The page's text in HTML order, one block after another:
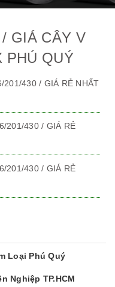
GIÁ CÂY V
PHÚ QUÝ
201/430 / GIÁ RẺ NHẤT
201/430 / GIÁ RẺ
201/430 / GIÁ RẺ
Loại Phú Quý
Nghiệp TP.HCM